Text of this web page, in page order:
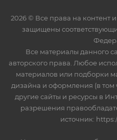
2026 © Все права на контент
защищены
Все материалы данного
авторского права. Любое
материалов или подборки
дизайна и оформления (в
другие сайты и ресурсы в
разрешения
источник: